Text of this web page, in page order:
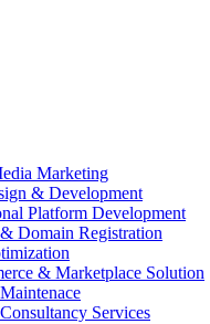
Marketing
& Development
Platform Development
Domain Registration
& Marketplace Solution
Services